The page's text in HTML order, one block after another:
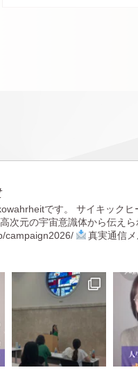
です。 サイキックヒ
次元の宇宙意識体から伝え
campaign2026/
真実通信